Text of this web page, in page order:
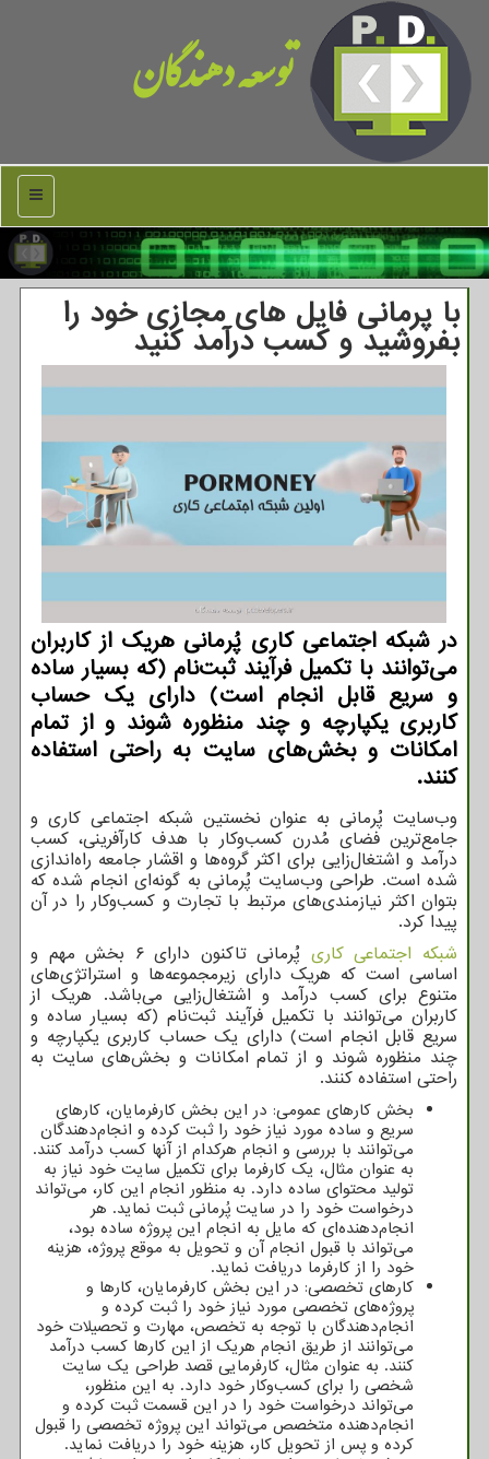
توسعه دهندگان
منو
با پرمانی فایل های مجازی خود را
بفروشید و کسب درآمد کنید
در شبکه اجتماعی کاری پُرمانی هریک از کاربران
می‌توانند با تکمیل فرآیند ثبت‌نام (که بسیار ساده
و سریع قابل انجام است) دارای یک حساب
کاربری یکپارچه و چند منظوره شوند و از تمام
امکانات و بخش‌های سایت به راحتی استفاده
کنند.
وب‌سایت پُرمانی به عنوان نخستین شبکه اجتماعی کاری و
جامع‌ترین فضای مُدرن کسب‌وکار با هدف کارآفرینی، کسب
درآمد و اشتغال‌زایی برای اکثر گروه‌ها و اقشار جامعه راه‌اندازی
شده است. طراحی وب‌سایت پُرمانی به گونه‌ای انجام شده که
بتوان اکثر نیازمندی‌های مرتبط با تجارت و کسب‌وکار را در آن
پیدا کرد.
شبکه اجتماعی کاری
پُرمانی تاکنون دارای ۶ بخش مهم و
اساسی است که هریک دارای زیرمجموعه‌ها و استراتژی‌های
متنوع برای کسب درآمد و اشتغال‌زایی می‌باشد. هریک از
کاربران می‌توانند با تکمیل فرآیند ثبت‌نام (که بسیار ساده و
سریع قابل انجام است) دارای یک حساب کاربری یکپارچه و
چند منظوره شوند و از تمام امکانات و بخش‌های سایت به
راحتی استفاده کنند.
بخش کارهای عمومی: در این بخش کارفرمایان، کارهای
سریع و ساده مورد نیاز خود را ثبت کرده و انجام‌دهندگان
می‌توانند با بررسی و انجام هرکدام از آنها کسب درآمد کنند.
به عنوان مثال، یک کارفرما برای تکمیل سایت خود نیاز به
تولید محتوای ساده دارد. به منظور انجام این کار، می‌تواند
درخواست خود را در سایت پُرمانی ثبت نماید. هر
انجام‌دهنده‌ای که مایل به انجام این پروژه ساده بود،
می‌تواند با قبول انجام آن و تحویل به موقع پروژه، هزینه
خود را از کارفرما دریافت نماید.
کارهای تخصصی: در این بخش کارفرمایان، کارها و
پروژه‌های تخصصی مورد نیاز خود را ثبت کرده و
انجام‌دهندگان با توجه به تخصص، مهارت و تحصیلات خود
می‌توانند از طریق انجام هریک از این کارها کسب درآمد
کنند. به عنوان مثال، کارفرمایی قصد طراحی یک سایت
شخصی را برای کسب‌وکار خود دارد. به این منظور،
می‌تواند درخواست خود را در این قسمت ثبت کرده و
انجام‌دهنده متخصص می‌تواند این پروژه تخصصی را قبول
کرده و پس از تحویل کار، هزینه خود را دریافت نماید.